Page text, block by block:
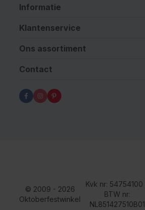
Informatie
Klantenservice
Ons assortiment
Contact
© 2009 - 2026
Oktoberfestwinkel
Kvk nr: 54754100
BTW nr:
NL851427510B01